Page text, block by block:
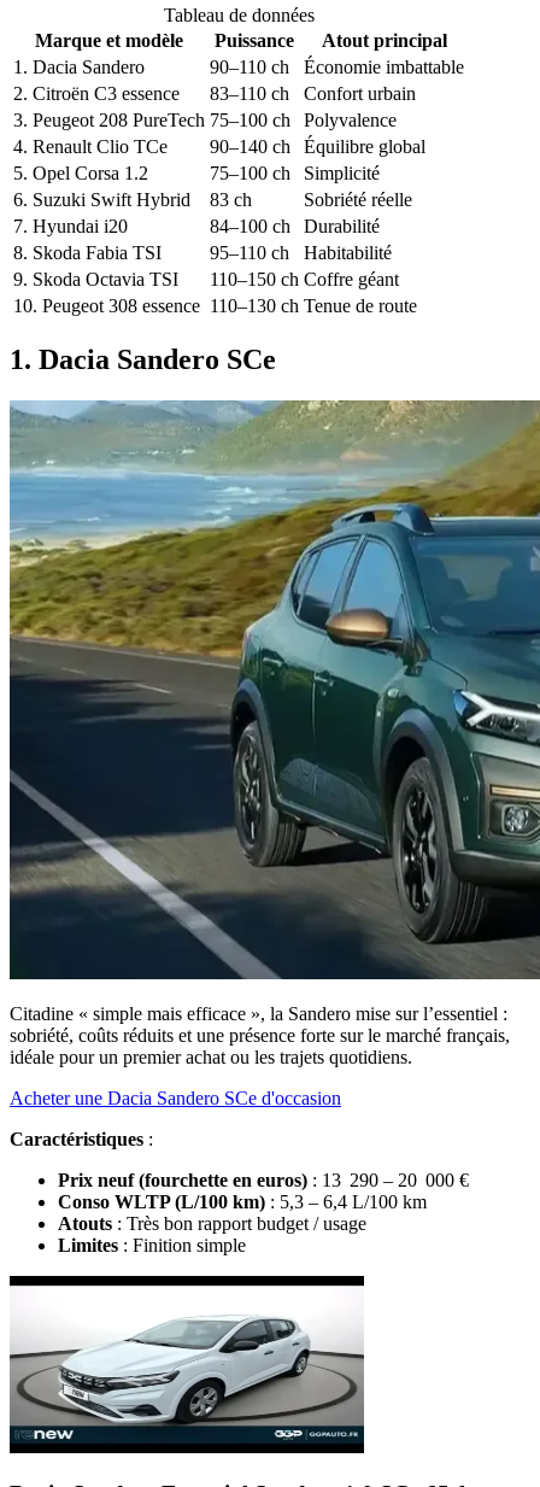
Tableau de données
Marque et modèle
Puissance
Atout principal
1. Dacia Sandero
90–110 ch
Économie imbattable
2. Citroën C3 essence
83–110 ch
Confort urbain
3. Peugeot 208 PureTech 75–100 ch
Polyvalence
4. Renault Clio TCe
90–140 ch
Équilibre global
5. Opel Corsa 1.2
75–100 ch
Simplicité
6. Suzuki Swift Hybrid
83 ch
Sobriété réelle
7. Hyundai i20
84–100 ch
Durabilité
8. Skoda Fabia TSI
95–110 ch
Habitabilité
9. Skoda Octavia TSI
110–150 ch Coffre géant
10. Peugeot 308 essence 110–130 ch Tenue de route
1. Dacia Sandero SCe
Citadine « simple mais efficace », la Sandero mise sur l’essentiel :
sobriété, coûts réduits et une présence forte sur le marché français,
idéale pour un premier achat ou les trajets quotidiens.
Acheter une Dacia Sandero SCe d'occasion
Caractéristiques :
Prix neuf (fourchette en euros) : 13 290 – 20 000 €
Conso WLTP (L/100 km) : 5,3 – 6,4 L/100 km
Atouts : Très bon rapport budget / usage
Limites : Finition simple